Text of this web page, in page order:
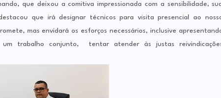
que deixou a comitiva impressionada com a sensibilidade,
que irá designar técnicos para visita presencial ao
mas envidará os esforços necessários, inclusive
um trabalho conjunto, tentar atender às justas